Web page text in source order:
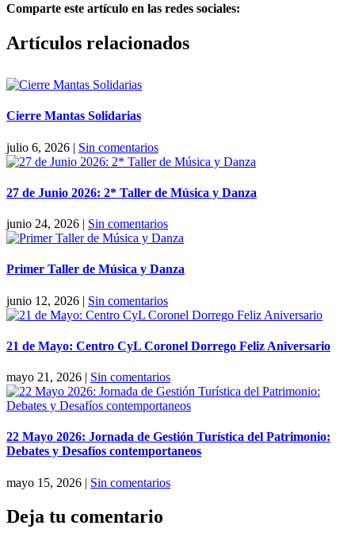
Comparte este artículo en las redes sociales:
Facebook
X
Reddit
LinkedIn
Pinterest
Vk
Artículos relacionados
Cierre Mantas Solidarias
julio 6, 2026 | Sin comentarios
27 de Junio 2026: 2* Taller de Música y Danza
junio 24, 2026 | Sin comentarios
Primer Taller de Música y Danza
junio 12, 2026 | Sin comentarios
21 de Mayo: Centro CyL Coronel Dorrego Feliz Aniversario
mayo 21, 2026 | Sin comentarios
22 Mayo 2026: Jornada de Gestión Turística del Patrimonio:
Debates y Desafíos contemportaneos
mayo 15, 2026 | Sin comentarios
Deja tu comentario